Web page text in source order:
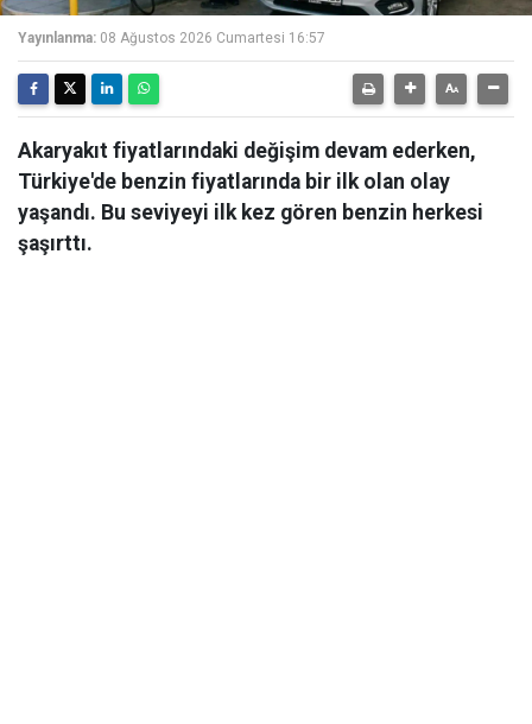
Yayınlanma: 08 Ağustos 2026 Cumartesi 16:57
Akaryakıt fiyatlarındaki değişim devam ederken,
Türkiye'de benzin fiyatlarında bir ilk olan olay
yaşandı. Bu seviyeyi ilk kez gören benzin herkesi
şaşırttı.